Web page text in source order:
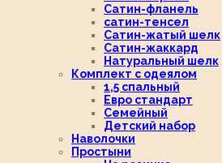
Сатин-фланель
сатин-тенсел
Сатин-жатый шелк
Сатин-жаккард
Натуральный шелк
Комплект с одеялом
1,5 спальный
Евро стандарт
Семейный
Детский набор
Наволочки
Простыни